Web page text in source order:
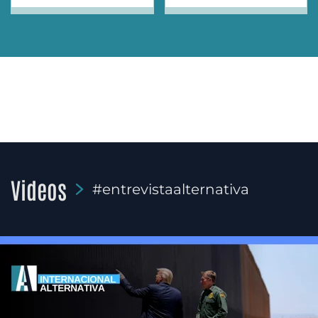
Videos #entrevistaalternativa